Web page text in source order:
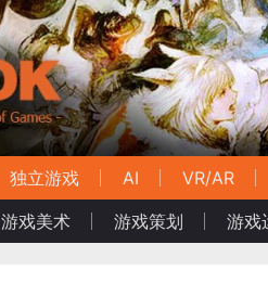
独立游戏 AI VR/AR
游戏美术 游戏策划 游戏